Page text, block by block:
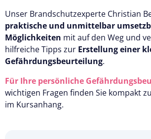
Unser Brandschutzexperte Christian
praktische und unmittelbar
Möglichkeiten mit auf den Weg und
hilfreiche Tipps zur Erstellung einer
Gefährdungsbeurteilung.
Für Ihre persönliche
wichtigen Fragen finden Sie kompakt
im Kursanhang.